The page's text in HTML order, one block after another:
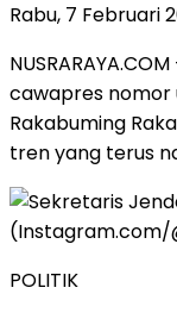
Rabu, 7 Februari
cawapres nomor
Rakabuming
tren yang terus
POLITIK